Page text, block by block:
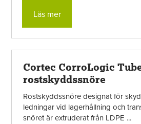
Läs mer
Cortec CorroLogic
rostskyddssnöre
Rostskyddssnöre designat för
ledningar vid lagerhållning och
snöret är extruderat från LDPE ...